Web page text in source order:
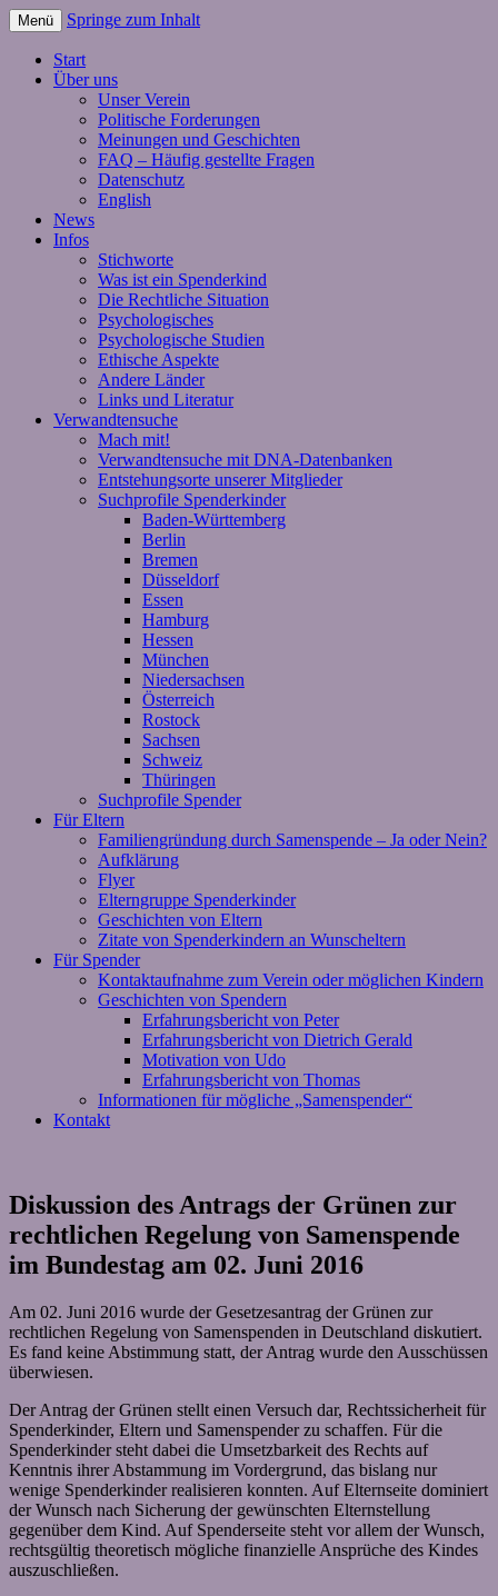
Menü Springe zum Inhalt
Start
Über uns
Unser Verein
Politische Forderungen
Meinungen und Geschichten
FAQ – Häufig gestellte Fragen
Datenschutz
English
News
Infos
Stichworte
Was ist ein Spenderkind
Die Rechtliche Situation
Psychologisches
Psychologische Studien
Ethische Aspekte
Andere Länder
Links und Literatur
Verwandtensuche
Mach mit!
Verwandtensuche mit DNA-Datenbanken
Entstehungsorte unserer Mitglieder
Suchprofile Spenderkinder
Baden-Württemberg
Berlin
Bremen
Düsseldorf
Essen
Hamburg
Hessen
München
Niedersachsen
Österreich
Rostock
Sachsen
Schweiz
Thüringen
Suchprofile Spender
Für Eltern
Familiengründung durch Samenspende – Ja oder Nein?
Aufklärung
Flyer
Elterngruppe Spenderkinder
Geschichten von Eltern
Zitate von Spenderkindern an Wunscheltern
Für Spender
Kontaktaufnahme zum Verein oder möglichen Kindern
Geschichten von Spendern
Erfahrungsbericht von Peter
Erfahrungsbericht von Dietrich Gerald
Motivation von Udo
Erfahrungsbericht von Thomas
Informationen für mögliche „Samenspender“
Kontakt
Diskussion des Antrags der Grünen zur
rechtlichen Regelung von Samenspende
im Bundestag am 02. Juni 2016
Am 02. Juni 2016 wurde der Gesetzesantrag der Grünen zur
rechtlichen Regelung von Samenspenden in Deutschland diskutiert.
Es fand keine Abstimmung statt, der Antrag wurde den Ausschüssen
überwiesen.
Der Antrag der Grünen stellt einen Versuch dar, Rechtssicherheit für
Spenderkinder, Eltern und Samenspender zu schaffen. Für die
Spenderkinder steht dabei die Umsetzbarkeit des Rechts auf
Kenntnis ihrer Abstammung im Vordergrund, das bislang nur
wenige Spenderkinder realisieren konnten. Auf Elternseite dominiert
der Wunsch nach Sicherung der gewünschten Elternstellung
gegenüber dem Kind. Auf Spenderseite steht vor allem der Wunsch,
rechtsgültig theoretisch mögliche finanzielle Ansprüche des Kindes
auszuschließen.